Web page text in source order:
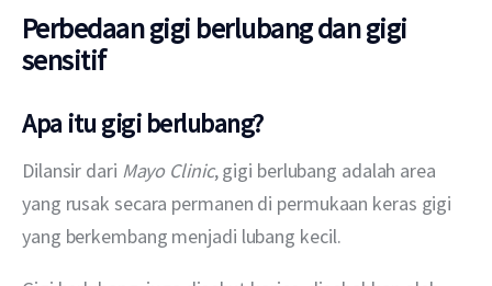
Perbedaan gigi berlubang dan gigi
sensitif
Apa itu gigi berlubang?
Dilansir dari Mayo Clinic, gigi berlubang adalah area
yang rusak secara permanen di permukaan keras gigi
yang berkembang menjadi lubang kecil.